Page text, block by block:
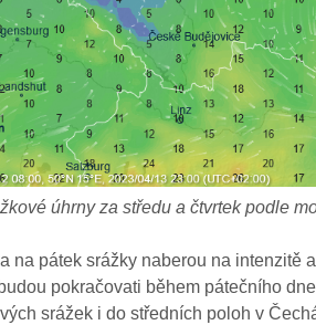
úhrny za středu a čtvrtek podle
na pátek srážky naberou na intenzitě
pokračovati během pátečního
srážek i do středních poloh v